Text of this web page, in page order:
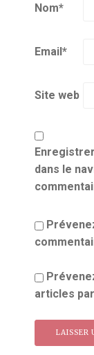
Nom*
Email*
Site web
dans le
articles